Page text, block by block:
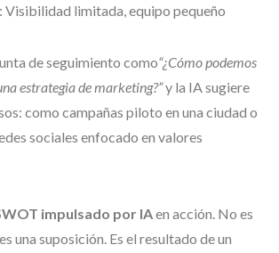
Visibilidad limitada, equipo pequeño
de seguimiento como“¿Cómo podemos
estrategia de marketing?”y la IA sugiere
como campañas piloto en una ciudad o
sociales enfocado en valores
impulsado por IAen acción. No es
una suposición. Es el resultado de un